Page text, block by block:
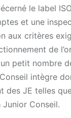
le label
et une
aux critères
de
petit nombre
intègre
des JE telles
Conseil.